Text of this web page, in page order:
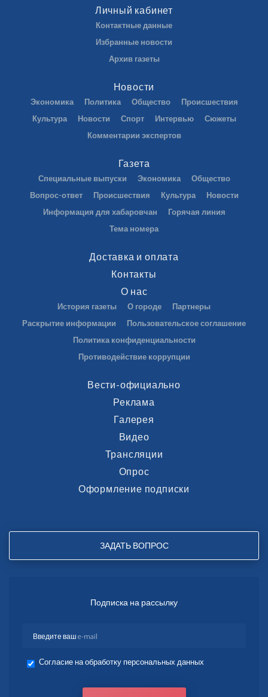
Личный кабинет
Контактные данные
Избранные новости
Архив газеты
Новости
Экономика Политика Общество
Происшествия
Культура
Новости Спорт Интервью
Сюжеты
Комментарии экспертов
Газета
Специальные выпуски Экономика
Общество
Вопрос-ответ
Происшествия Культура
Новости
Информация для хабаровчан
Горячая линия
Тема номера
Доставка и оплата
Контакты
О нас
История газеты О городе
Партнеры
Раскрытие информации
Пользовательское соглашение
Политика конфиденциальности
Противодействие коррупции
Вести-официально
Реклама
Галерея
Видео
Трансляции
Опрос
Оформление подписки
ЗАДАТЬ ВОПРОС
Подписка на рассылку
Согласие на обработку персональных данных